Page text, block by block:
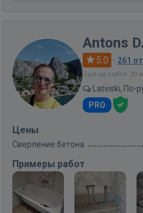
Antons D.
5.0 · 261
Был на сайте: 20
Latviski, По-
PRO
Цены
Сверление бетона
Примеры работ